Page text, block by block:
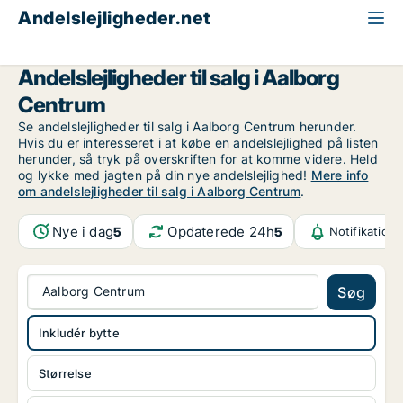
Andelslejligheder.net
Andelslejligheder til salg i Aalborg
Centrum
Se andelslejligheder til salg i Aalborg Centrum herunder.
Hvis du er interesseret i at købe en andelslejlighed på listen
herunder, så tryk på overskriften for at komme videre. Held
og lykke med jagten på din nye andelslejlighed! Mere info
om andelslejligheder til salg i Aalborg Centrum.
Nye i dag5 Opdaterede 24h5
Aalborg Centrum Søg
Størrelse
Inkludér bytte